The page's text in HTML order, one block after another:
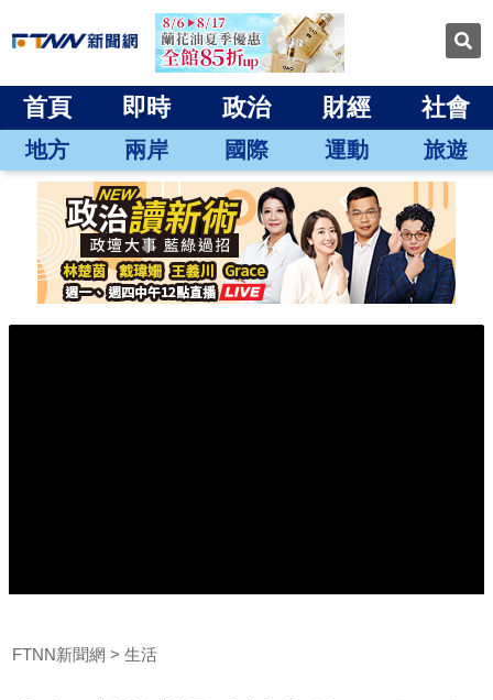
首頁 即時 政治 財經 社會
地方 兩岸 國際 運動 旅遊
FTNN新聞網 生活